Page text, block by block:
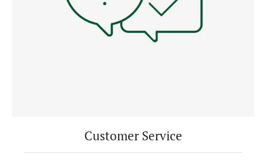
Customer Service